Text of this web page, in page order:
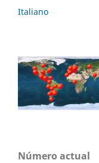
Italiano
Número actual